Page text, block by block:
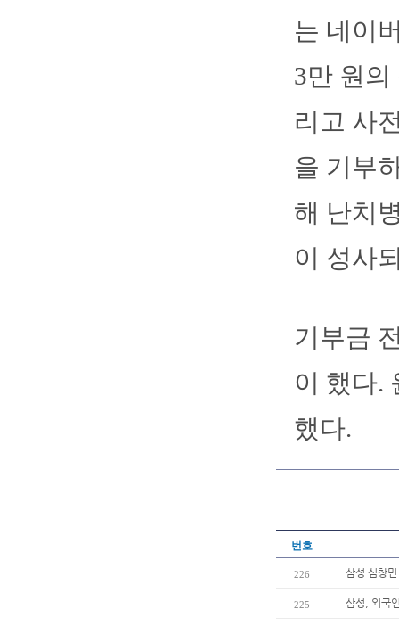
는 네이
3만 원의
리고 사
을 기부
해 난치
이 성사
기부금
이 했다.
했다.
번호
226 삼성 심창
225 삼성, 외국